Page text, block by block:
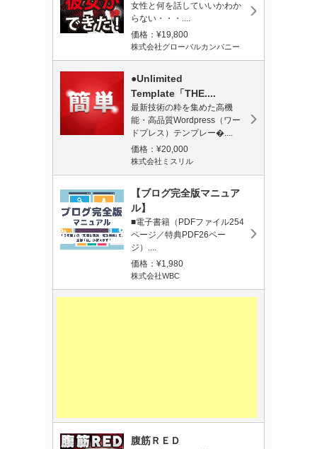
女性と何を話していいかわか
らない・・・....
価格：¥19,800
株式会社グローバルカンパニー
●Unlimited
Template「THE....
最新技術の粋を集めた高機
能・高品質Wordpress（ワー
ドプレス）テンプレー�....
価格：¥20,000
株式会社ミスリル
【ブログ完全版マニュア
ル】
■電子書籍（PDFファイル254
ページ／特典PDF26ペー
ジ）....
価格：¥1,980
株式会社WBC
腹筋ＲＥＤ